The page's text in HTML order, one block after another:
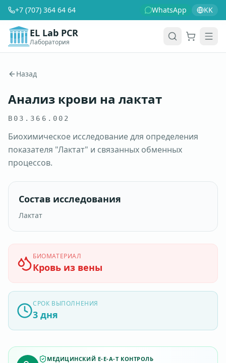
+7 (707) 364 64 64 WhatsApp KK
EL Lab PCR
Лаборатория
Назад
Анализ крови на лактат
B03.366.002
Биохимическое исследование для определения
показателя "Лактат" и связанных обменных
процессов.
Состав исследования
Лактат
БИОМАТЕРИАЛ
Кровь из вены
СРОК ВЫПОЛНЕНИЯ
3 дня
МЕДИЦИНСКИЙ E-E-A-T КОНТРОЛЬ